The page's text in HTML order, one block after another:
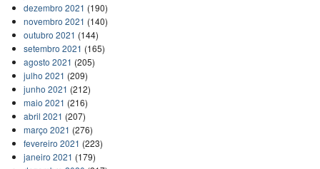
dezembro 2021 (190)
novembro 2021 (140)
outubro 2021 (144)
setembro 2021 (165)
agosto 2021 (205)
julho 2021 (209)
junho 2021 (212)
maio 2021 (216)
abril 2021 (207)
março 2021 (276)
fevereiro 2021 (223)
janeiro 2021 (179)